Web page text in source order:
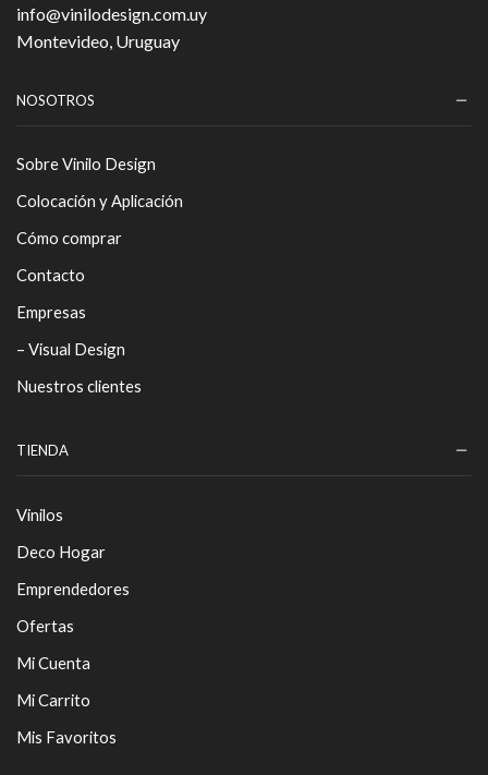
info@vinilodesign.com.uy
Montevideo, Uruguay
NOSOTROS
Sobre Vinilo Design
Colocación y Aplicación
Cómo comprar
Contacto
Empresas
– Visual Design
Nuestros clientes
TIENDA
Vinilos
Deco Hogar
Emprendedores
Ofertas
Mi Cuenta
Mi Carrito
Mis Favoritos